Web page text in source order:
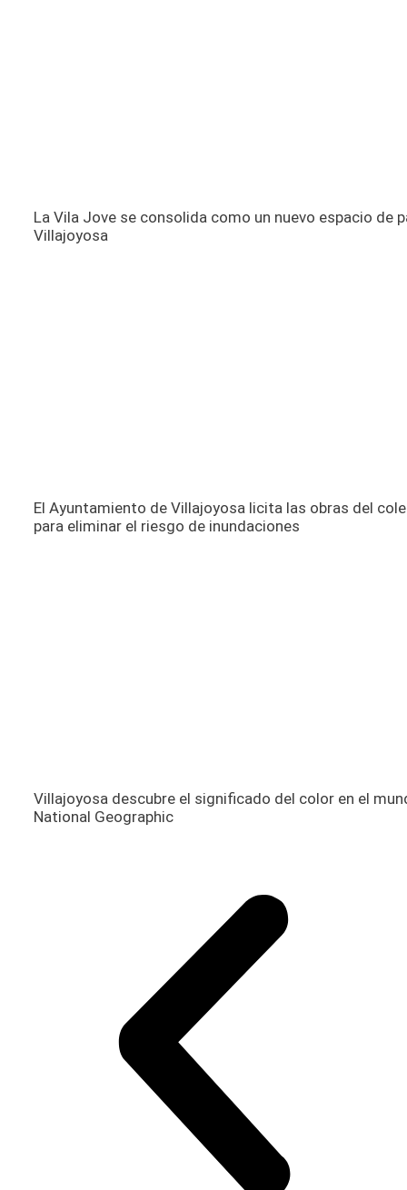
La Vila Jove se consolida como un nuevo espacio de
Villajoyosa
El Ayuntamiento de Villajoyosa licita las obras del
para eliminar el riesgo de inundaciones
Villajoyosa descubre el significado del color en el
National Geographic